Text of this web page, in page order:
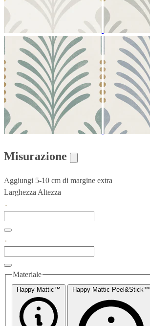
Misurazione
Aggiungi 5-10 cm di margine extra
Larghezza Altezza
Materiale
Happy Mattic™ Happy Mattic Peel&Stick™